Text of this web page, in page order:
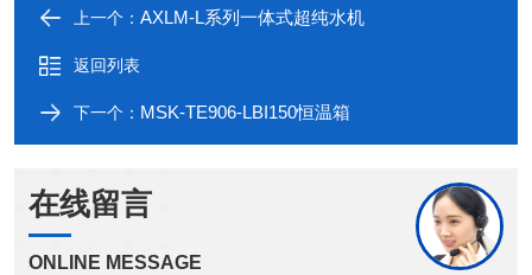
上一个： AXLM-L系列一体式超纯水机
返回列表
下一个： MSK-TE906-LBI150恒温箱
在线留言
ONLINE MESSAGE